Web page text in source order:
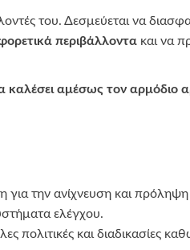
του. Δεσμεύεται να
περιβάλλοντα και να
καλέσει αμέσως τον αρμόδιο
την ανίχνευση και
ελέγχου.
πολιτικές και διαδικασίες